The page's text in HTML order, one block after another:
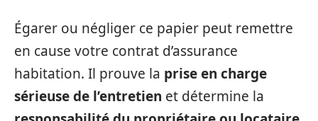
Égarer ou négliger ce papier peut remettre
en cause votre contrat d’assurance
habitation. Il prouve la prise en charge
sérieuse de l’entretien et détermine la